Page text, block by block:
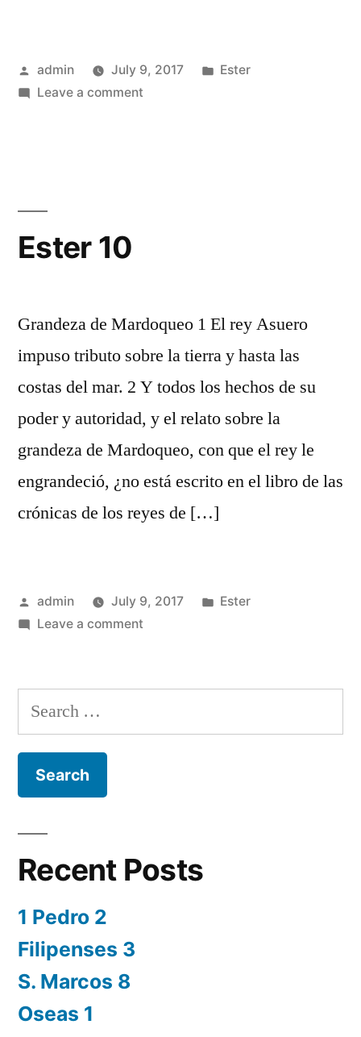
Posted
by
admin July 9, 2017
Posted
Ester
Leave a commenton
Ester 10
Grandeza de Mardoqueo 1 El rey Asuero
impuso tributo sobre la tierra y hasta las
costas del mar. 2 Y todos los hechos de su
poder y autoridad, y el relato sobre la
grandeza de Mardoqueo, con que el rey le
engrandeció, ¿no está escrito en el libro de las
crónicas de los reyes de […]
Posted
by
admin July 9, 2017
Posted
Ester
Leave a commenton
Search
for:
Recent Posts
1 Pedro 2
Filipenses 3
S. Marcos 8
Oseas 1